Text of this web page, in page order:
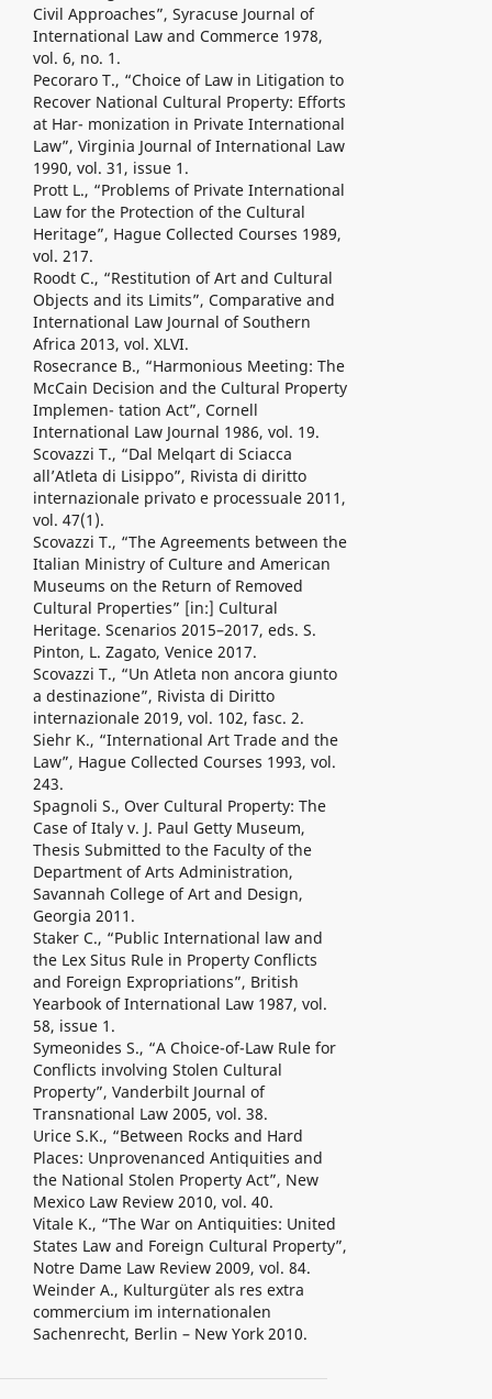
Civil Approaches”, Syracuse Journal of
International Law and Commerce 1978,
vol. 6, no. 1.
Pecoraro T., “Choice of Law in Litigation to
Recover National Cultural Property: Efforts
at Har- monization in Private International
Law”, Virginia Journal of International Law
1990, vol. 31, issue 1.
Prott L., “Problems of Private International
Law for the Protection of the Cultural
Heritage”, Hague Collected Courses 1989,
vol. 217.
Roodt C., “Restitution of Art and Cultural
Objects and its Limits”, Comparative and
International Law Journal of Southern
Africa 2013, vol. XLVI.
Rosecrance B., “Harmonious Meeting: The
McCain Decision and the Cultural Property
Implemen- tation Act”, Cornell
International Law Journal 1986, vol. 19.
Scovazzi T., “Dal Melqart di Sciacca
all’Atleta di Lisippo”, Rivista di diritto
internazionale privato e processuale 2011,
vol. 47(1).
Scovazzi T., “The Agreements between the
Italian Ministry of Culture and American
Museums on the Return of Removed
Cultural Properties” [in:] Cultural
Heritage. Scenarios 2015–2017, eds. S.
Pinton, L. Zagato, Venice 2017.
Scovazzi T., “Un Atleta non ancora giunto
a destinazione”, Rivista di Diritto
internazionale 2019, vol. 102, fasc. 2.
Siehr K., “International Art Trade and the
Law”, Hague Collected Courses 1993, vol.
243.
Spagnoli S., Over Cultural Property: The
Case of Italy v. J. Paul Getty Museum,
Thesis Submitted to the Faculty of the
Department of Arts Administration,
Savannah College of Art and Design,
Georgia 2011.
Staker C., “Public International law and
the Lex Situs Rule in Property Conflicts
and Foreign Expropriations”, British
Yearbook of International Law 1987, vol.
58, issue 1.
Symeonides S., “A Choice-of-Law Rule for
Conflicts involving Stolen Cultural
Property”, Vanderbilt Journal of
Transnational Law 2005, vol. 38.
Urice S.K., “Between Rocks and Hard
Places: Unprovenanced Antiquities and
the National Stolen Property Act”, New
Mexico Law Review 2010, vol. 40.
Vitale K., “The War on Antiquities: United
States Law and Foreign Cultural Property”,
Notre Dame Law Review 2009, vol. 84.
Weinder A., Kulturgüter als res extra
commercium im internationalen
Sachenrecht, Berlin – New York 2010.